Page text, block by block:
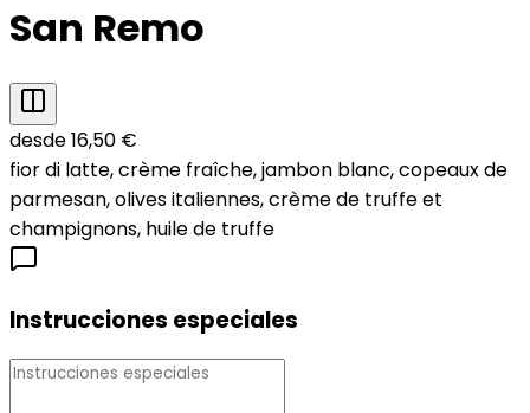
San Remo
desde 16,50 €
fior di latte, crème fraîche, jambon blanc, copeaux de
parmesan, olives italiennes, crème de truffe et
champignons, huile de truffe
Instrucciones especiales